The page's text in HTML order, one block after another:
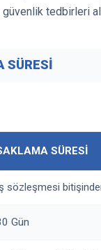
güvenlik tedbirleri
SÜRESİ
SÜRESİ
sözleşmesi
Gün